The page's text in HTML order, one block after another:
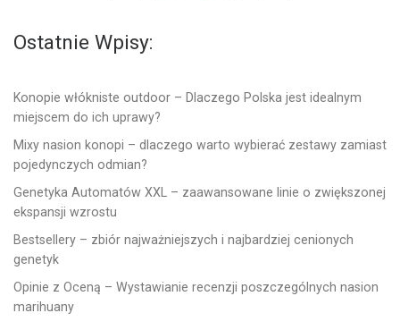
Ostatnie Wpisy:
Konopie włókniste outdoor – Dlaczego Polska jest idealnym
miejscem do ich uprawy?
Mixy nasion konopi – dlaczego warto wybierać zestawy zamiast
pojedynczych odmian?
Genetyka Automatów XXL – zaawansowane linie o zwiększonej
ekspansji wzrostu
Bestsellery – zbiór najważniejszych i najbardziej cenionych
genetyk
Opinie z Oceną – Wystawianie recenzji poszczególnych nasion
marihuany